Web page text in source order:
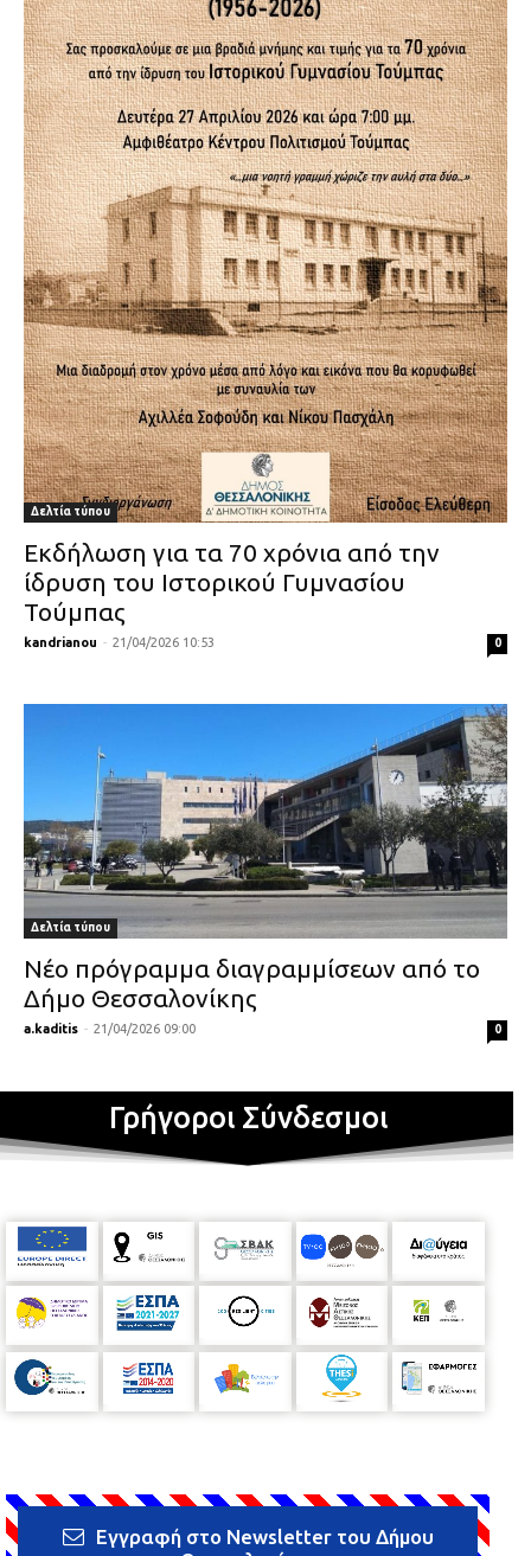
Δελτία τύπου
Εκδήλωση για τα 70 χρόνια από την
ίδρυση του Ιστορικού Γυμνασίου
Τούμπας
kandrianou - 21/04/2026 10:53 0
Δελτία τύπου
Νέο πρόγραμμα διαγραμμίσεων από το
Δήμο Θεσσαλονίκης
a.kaditis - 21/04/2026 09:00 0
Γρήγοροι Σύνδεσμοι
Εγγραφή στο Newsletter του Δήμου